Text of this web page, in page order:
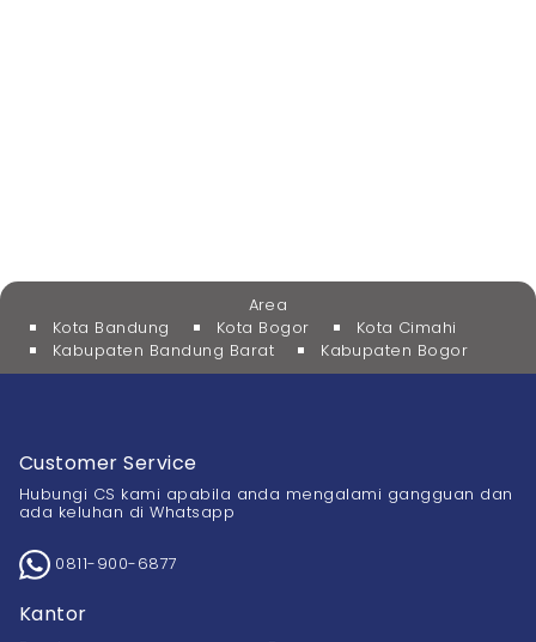
Area
Kota Bandung
Kota Bogor
Kota Cimahi
Kabupaten Bandung Barat
Kabupaten Bogor
Customer Service
Hubungi CS kami apabila anda mengalami gangguan dan
ada keluhan di Whatsapp
0811-900-6877
Kantor